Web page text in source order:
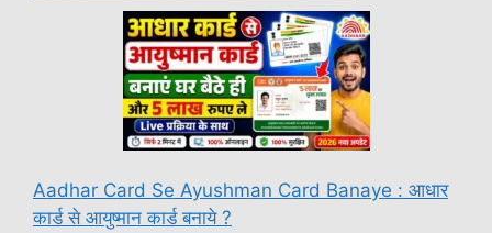
Aadhar Card Se Ayushman Card Banaye : आधार
कार्ड से आयुष्मान कार्ड बनाये ?